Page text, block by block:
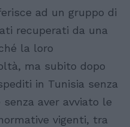
ad un gruppo di
recuperati da una
la loro
ma subito dopo
in Tunisia senza
aver avviato le
vigenti, tra